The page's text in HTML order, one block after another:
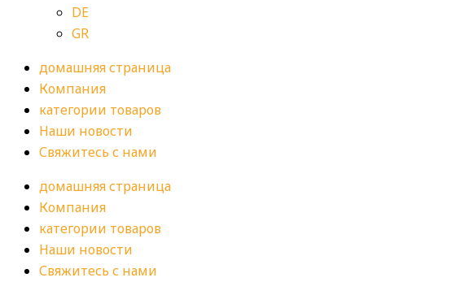
DE
GR
домашняя страница
Компания
категории товаров
Наши новости
Свяжитесь с нами
домашняя страница
Компания
категории товаров
Наши новости
Свяжитесь с нами